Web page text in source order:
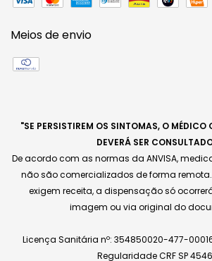
Meios de envio
"SE PERSISTIREM OS SINTOMAS, O MÉDICO
DEVERÁ SER
De acordo com as normas da ANVISA,
não são comercializados de forma
exigem receita, a dispensação só
imagem ou via original do
Licença Sanitária nº: 354850020-477-
Regularidade CRF SP